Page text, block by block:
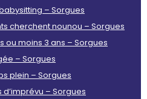
– Sorgues
cherchent nounou – Sorgues
ou moins 3 ans – Sorgues
– Sorgues
plein – Sorgues
– Sorgues